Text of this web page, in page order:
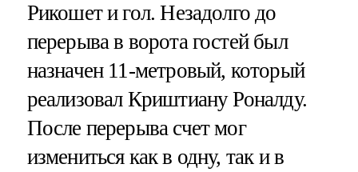
Рикошет и гол. Незадолго до
перерыва в ворота гостей был
назначен 11-метровый, который
реализовал Криштиану Роналду.
После перерыва счет мог
измениться как в одну, так и в